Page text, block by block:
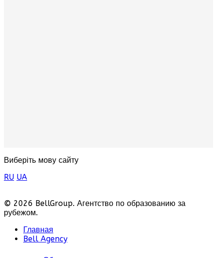
Виберіть мову сайту
RU UA
© 2026 BellGroup. Агентство по образованию за
рубежом.
Главная
Bell Agency